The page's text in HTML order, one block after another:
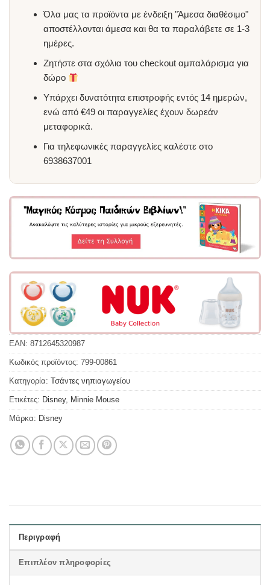
Όλα μας τα προϊόντα με ένδειξη "Άμεσα διαθέσιμο"
αποστέλλονται άμεσα και θα τα παραλάβετε σε 1-3
ημέρες.
Ζητήστε στα σχόλια του checkout αμπαλάρισμα για
δώρο
Υπάρχει δυνατότητα επιστροφής εντός 14 ημερών,
ενώ από €49 οι παραγγελίες έχουν δωρεάν
μεταφορικά.
Για τηλεφωνικές παραγγελίες καλέστε στο
6938637001
EAN: 8712645320987
Κωδικός προϊόντος: 799-00861
Κατηγορία: Τσάντες νηπιαγωγείου
Ετικέτες: Disney, Minnie Mouse
Μάρκα: Disney
Περιγραφή
Επιπλέον πληροφορίες